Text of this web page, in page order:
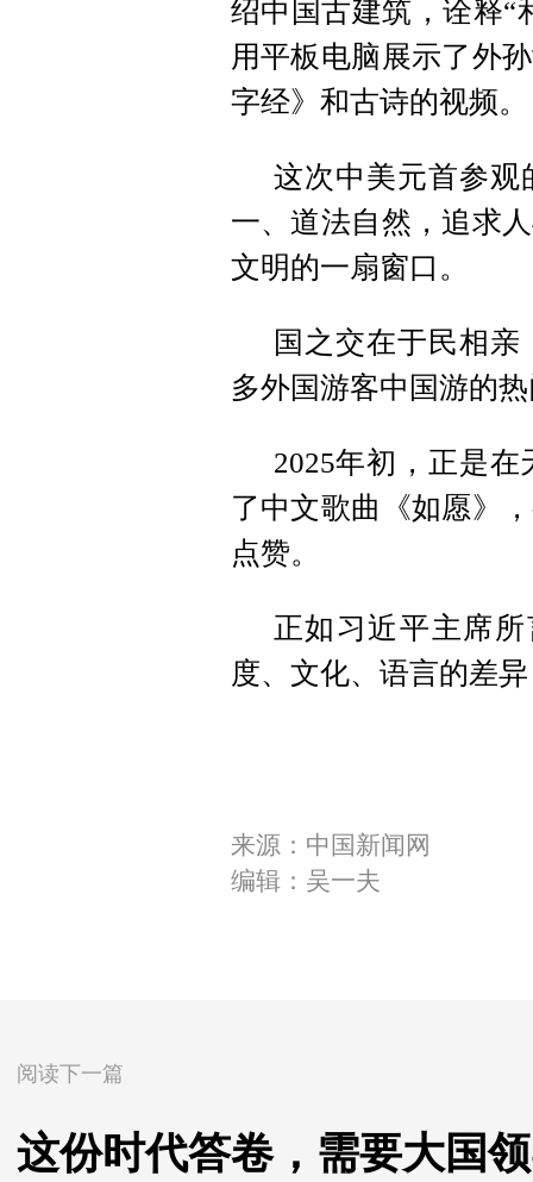
绍中国古建筑，诠释“
用平板电脑展示了外
字经》和古诗的视频。
这次中美元首参观
一、道法自然，追求
文明的一扇窗口。
国之交在于民相
多外国游客中国游的
2025年初，正是在
了中文歌曲《如愿》
点赞。
正如习近平主席
度、文化、语言的差
来源：中国新闻网
编辑：吴一夫
阅读下一篇
这份时代答卷，需要大国